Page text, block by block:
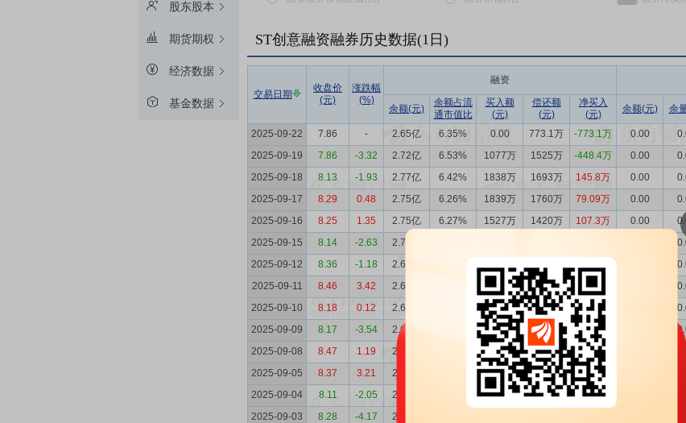
股东股本
期货期权
经济数据
基金数据
ST创意融资融券历史数据(1 日)
交易日期
收盘价
(元)
涨跌幅
(%)
融资
余额(元)
余额占流
通市值比
买入额
(元)
偿还额
(元)
净买入
(元)
余额(元) 余
2025-09-22
7.86 - 2.65亿 6.35% 0.00 773.1万 -773.1万 0.00
2025-09-19
7.86 -3.32 2.72亿 6.53% 1077万 1525万 -448.4万 0.00
2025-09-18
8.13 -1.93 2.77亿 6.42% 1838万 1693万 145.8万 0.00
2025-09-17
8.29 0.48 2.75亿 6.26% 1839万 1760万 79.09万 0.00
2025-09-16
8.25 1.35 2.75亿 6.27% 1527万 1420万 107.3万 0.00
2025-09-15
8.14 -2.63 2.74亿
2025-09-12
8.36 -1.18 2.66亿
2025-09-11
8.46 3.42 2.65亿 1600万 1978万 -377.6万
2025-09-10
8.18 0.12 2.68亿 594.6万 632.0万 -37.41万
2025-09-09
8.17 -3.54 2.69亿 1066万 1205万 -138.9万
2025-09-08
8.47 1.19 2.70亿 1811万 1450万 360.5万
2025-09-05
8.37 3.21 2.67亿 1394万 1564万 -170.0万
2025-09-04
8.11 -2.05 2.68亿 1268万 1674万 -406.1万
2025-09-03
8.28 -4.17 2.72亿